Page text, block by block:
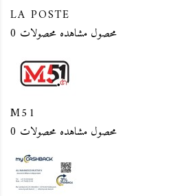
LA POSTE
0 محصول مشاهده محصولات
M51
0 محصول مشاهده محصولات